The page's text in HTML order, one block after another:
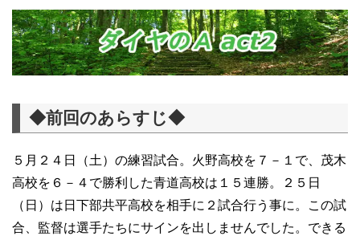
◆前回のあらすじ◆
５月２４日（土）の練習試合。火野高校を７－１で、茂木
高校を６－４で勝利した青道高校は１５連勝。２５日
（日）は日下部共平高校を相手に２試合行う事に。この試
合、監督は選手たちにサインを出しませんでした。できる